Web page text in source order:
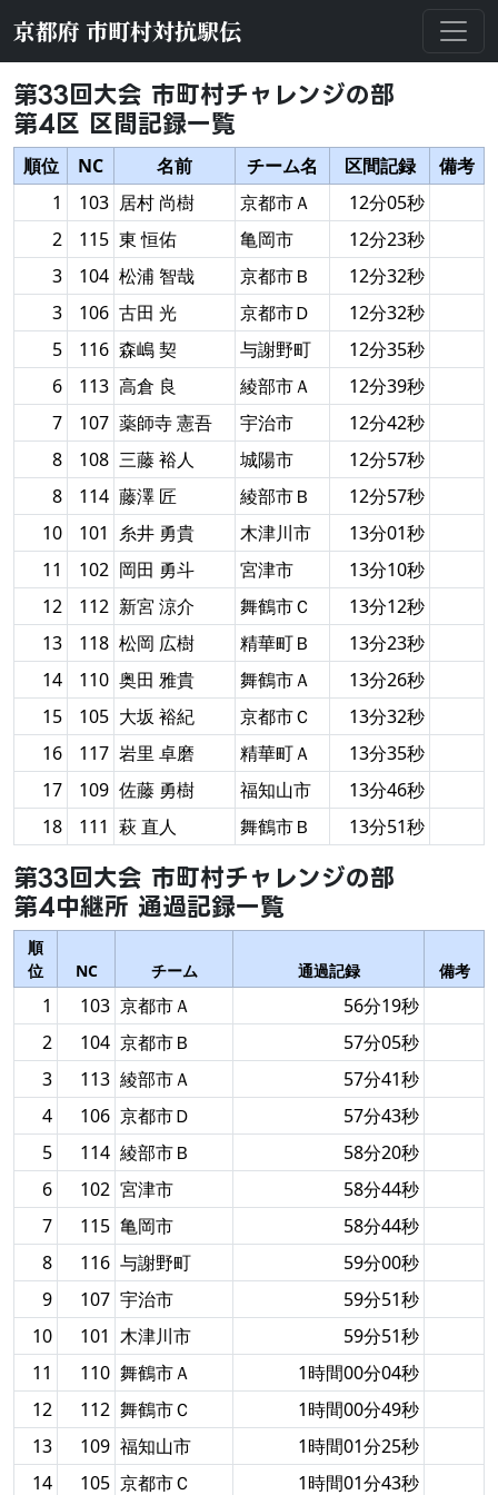
京都府 市町村対抗駅伝
第33回大会 市町村チャレンジの部
第4区 区間記録一覧
順位 NC 名前 チーム名 区間記録
備考
1
103 居村 尚樹 京都市Ａ
12分05秒
2
115 東 恒佑 亀岡市
12分23秒
3
104 松浦 智哉 京都市Ｂ
12分32秒
3
106 古田 光 京都市Ｄ
12分32秒
5
116 森嶋 契 与謝野町
12分35秒
6
113 高倉 良 綾部市Ａ
12分39秒
7
107 薬師寺 憲吾 宇治市
12分42秒
8
108 三藤 裕人 城陽市
12分57秒
8
114 藤澤 匠 綾部市Ｂ
12分57秒
10
101 糸井 勇貴 木津川市
13分01秒
11
102 岡田 勇斗 宮津市
13分10秒
12
112 新宮 涼介 舞鶴市Ｃ
13分12秒
13
118 松岡 広樹 精華町Ｂ
13分23秒
14
110 奥田 雅貴 舞鶴市Ａ
13分26秒
15
105 大坂 裕紀 京都市Ｃ
13分32秒
16
117 岩里 卓磨 精華町Ａ
13分35秒
17
109 佐藤 勇樹 福知山市
13分46秒
18
111 萩 直人 舞鶴市Ｂ 13分51秒
第33回大会 市町村チャレンジの部
第4中継所 通過記録一覧
順
位
NC チーム 通過記録 備考
1 103 京都市Ａ
56分19秒
2
104 京都市Ｂ
57分05秒
3
113 綾部市Ａ
57分41秒
4
106 京都市Ｄ
57分43秒
5
114 綾部市Ｂ
58分20秒
6
102 宮津市
58分44秒
7
115 亀岡市
58分44秒
8
116 与謝野町
59分00秒
9
107 宇治市
59分51秒
10
101 木津川市
59分51秒
11
110 舞鶴市Ａ
1時間00分04秒
12
112 舞鶴市Ｃ
1時間00分49秒
13
109 福知山市
1時間01分25秒
14
105 京都市Ｃ 1時間01分43秒